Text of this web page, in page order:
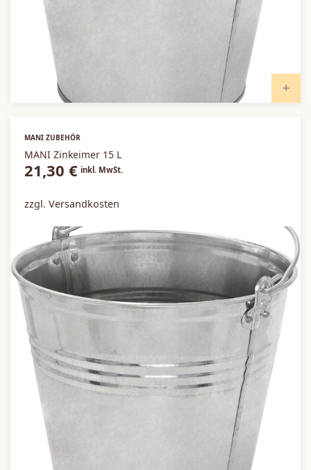
MANI ZUBEHÖR
MANI Zinkeimer 15 L
21,30 € inkl. MwSt.
zzgl. Versandkosten